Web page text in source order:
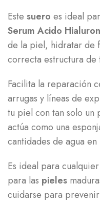
Este suero es ideal
Serum Acido
de la piel, hidratar de
correcta estructura de
Facilita la reparación
arrugas y líneas de
tu piel con tan solo un
actúa como una
cantidades de agua
Es ideal para
para las pieles
cuidarse para